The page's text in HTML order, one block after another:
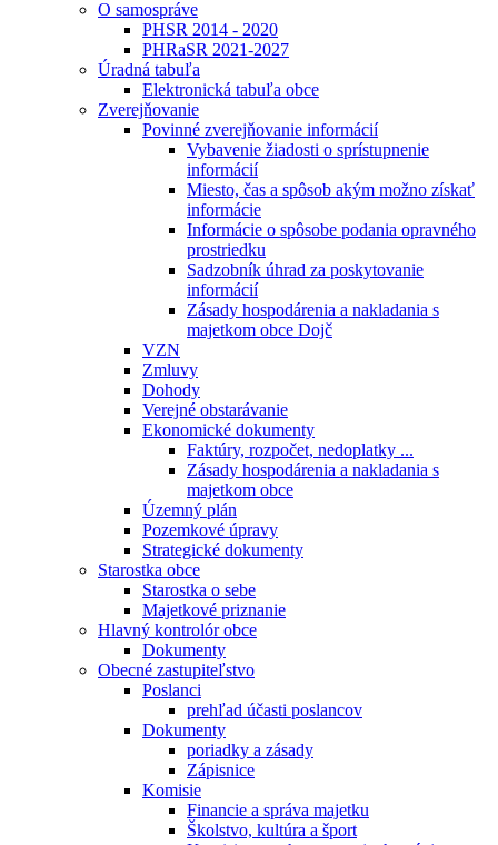
O samospráve
PHSR 2014 - 2020
PHRaSR 2021-2027
Úradná tabuľa
Elektronická tabuľa obce
Zverejňovanie
Povinné zverejňovanie informácií
Vybavenie žiadosti o sprístupnenie
informácií
Miesto, čas a spôsob akým možno získať
informácie
Informácie o spôsobe podania opravného
prostriedku
Sadzobník úhrad za poskytovanie
informácií
Zásady hospodárenia a nakladania s
majetkom obce Dojč
VZN
Zmluvy
Dohody
Verejné obstarávanie
Ekonomické dokumenty
Faktúry, rozpočet, nedoplatky ...
Zásady hospodárenia a nakladania s
majetkom obce
Územný plán
Pozemkové úpravy
Strategické dokumenty
Starostka obce
Starostka o sebe
Majetkové priznanie
Hlavný kontrolór obce
Dokumenty
Obecné zastupiteľstvo
Poslanci
prehľad účasti poslancov
Dokumenty
poriadky a zásady
Zápisnice
Komisie
Financie a správa majetku
Školstvo, kultúra a šport